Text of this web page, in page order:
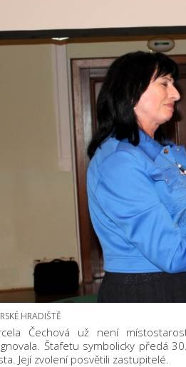
HRADIŠTĚ
Čechová už není
Štafetu symbolicky předá
Její zvolení posvětili zastupitelé.